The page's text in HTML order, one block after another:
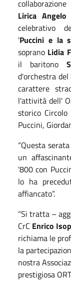
Lirica Angelo
celebrativo
'Puccini e la
soprano Lidia
il baritono
d'orchestra
carattere
l'attività dell'
storico
Puccini,
“Questa
un
'800 con
lo ha
affiancato”.
“Si tratta –
CrC Enrico
richiama le
la
nostra
prestigiosa